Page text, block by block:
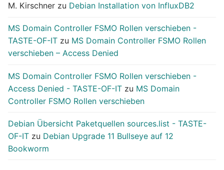
M. Kirschner zu Debian Installation von InfluxDB2
MS Domain Controller FSMO Rollen verschieben -
TASTE-OF-IT zu MS Domain Controller FSMO Rollen
verschieben – Access Denied
MS Domain Controller FSMO Rollen verschieben -
Access Denied - TASTE-OF-IT zu MS Domain
Controller FSMO Rollen verschieben
Debian Übersicht Paketquellen sources.list - TASTE-
OF-IT zu Debian Upgrade 11 Bullseye auf 12
Bookworm